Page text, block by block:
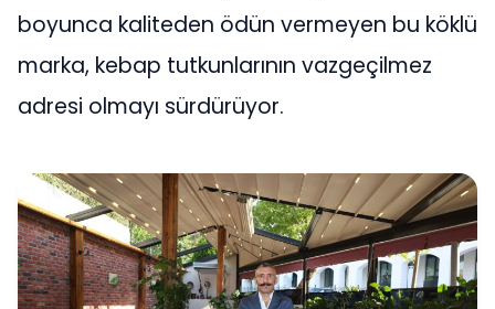
boyunca kaliteden ödün vermeyen bu köklü
marka, kebap tutkunlarının vazgeçilmez
adresi olmayı sürdürüyor.